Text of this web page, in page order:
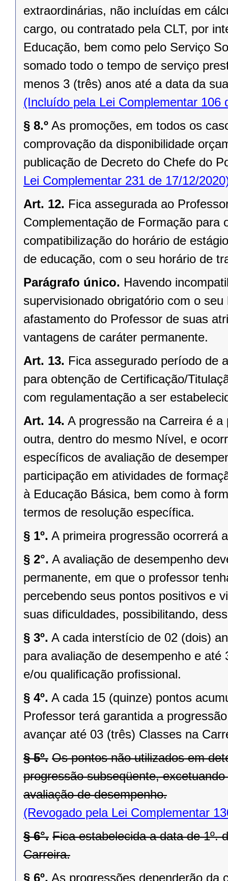
extraordinárias, não incluídas em
cargo, ou contratado pela CLT, por
Educação, bem como pelo Serviço
somado todo o tempo de serviço
menos 3 (três) anos até a data da
(Incluído pela Lei Complementar 106
§ 8.º As promoções, em todos os
comprovação da disponibilidade
publicação de Decreto do Chefe do
Lei Complementar 231 de 17/12/
Art. 12. Fica assegurada ao
Complementação de Formação para
compatibilização do horário de
de educação, com o seu horário de
Parágrafo único. Havendo
supervisionado obrigatório com o
afastamento do Professor de suas
vantagens de caráter permanente.
Art. 13. Fica assegurado período de
para obtenção de Certificação/
com regulamentação a ser
Art. 14. A progressão na Carreira é
outra, dentro do mesmo Nível, e
específicos de avaliação de
participação em atividades de
à Educação Básica, bem como à
termos de resolução específica.
§ 1º. A primeira progressão ocorrerá
§ 2°. A avaliação de desempenho
permanente, em que o professor
percebendo seus pontos positivos e
suas dificuldades, possibilitando,
§ 3º. A cada interstício de 02 (dois)
para avaliação de desempenho e
e/ou qualificação profissional.
§ 4º. A cada 15 (quinze) pontos
Professor terá garantida a
avançar até 03 (três) Classes na
§ 5º. Os pontos não utilizados em
progressão subseqüente,
avaliação de desempenho.
(Revogado pela Lei Complementar
§ 6°. Fica estabelecida a data de 1º.
Carreira.
§ 6º. As progressões dependerão da